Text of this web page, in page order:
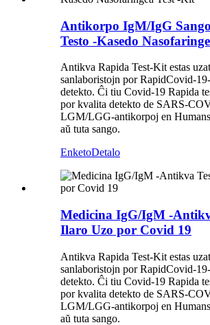
Antikorpo IgM/IgG
Testo -Kasedo
Antikva Rapida Test-Kit estas
sanlaboristojn por RapidCovid-
detekto. Ĉi tiu Covid-19 Rapida
por kvalita detekto de SARS-
LGM/LGG-antikorpoj en
aŭ tuta sango.
EnketoDetalo
Medicina IgG/IgM -
Ilaro Uzo por Covid 19
Antikva Rapida Test-Kit estas
sanlaboristojn por RapidCovid-
detekto. Ĉi tiu Covid-19 Rapida
por kvalita detekto de SARS-
LGM/LGG-antikorpoj en
aŭ tuta sango.